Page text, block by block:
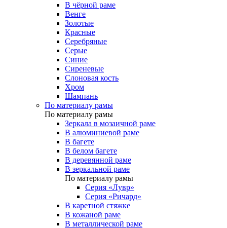
В чёрной раме
Венге
Золотые
Красные
Серебряные
Серые
Синие
Сиреневые
Слоновая кость
Хром
Шампань
По материалу рамы
По материалу рамы
Зеркала в мозаичной раме
В алюминиевой раме
В багете
В белом багете
В деревянной раме
В зеркальной раме
По материалу рамы
Серия «Лувр»
Серия «Ричард»
В каретной стяжке
В кожаной раме
В металлической раме